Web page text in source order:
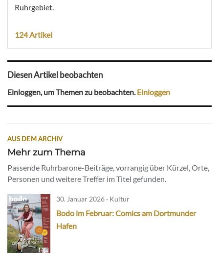
Ruhrgebiet.
124 Artikel
Diesen Artikel beobachten
Einloggen, um Themen zu beobachten.Einloggen
AUS DEM ARCHIV
Mehr zum Thema
Passende Ruhrbarone-Beiträge, vorrangig über Kürzel, Orte,
Personen und weitere Treffer im Titel gefunden.
30. Januar 2026 · Kultur
Bodo im Februar: Comics am Dortmunder
Hafen